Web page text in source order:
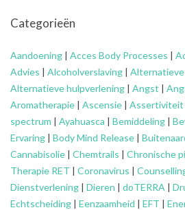
Categorieën
Aandoening | Acces Body Processes |
Advies | Alcoholverslaving |
Alternatieve hulpverlening | Angst |
Aromatherapie | Ascensie | Assertiviteit
spectrum | Ayahuasca | Bemiddeling |
Ervaring | Body Mind Release |
Cannabisolie | Chemtrails | Chronische
Therapie RET | Coronavirus |
Dienstverlening | Dieren | doTERRA |
Echtscheiding | Eenzaamheid | EFT |